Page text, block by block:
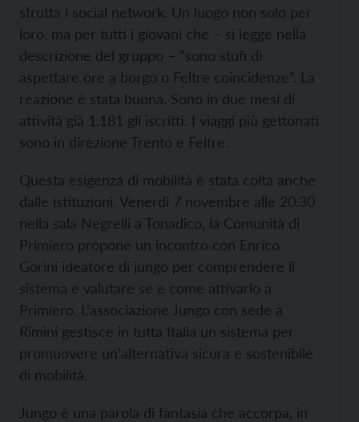
sfrutta i social network. Un luogo non solo per
loro, ma per tutti i giovani che – si legge nella
descrizione del gruppo – “sono stufi di
aspettare ore a borgo o Feltre coincidenze”. La
reazione è stata buona. Sono in due mesi di
attività già 1.181 gli iscritti. I viaggi più gettonati
sono in direzione Trento e Feltre.
Questa esigenza di mobilità è stata colta anche
dalle istituzioni. Venerdì 7 novembre alle 20.30
nella sala Negrelli a Tonadico, la Comunità di
Primiero propone un incontro con Enrico
Gorini ideatore di jungo per comprendere il
sistema e valutare se e come attivarlo a
Primiero. L’associazione Jungo con sede a
Rimini gestisce in tutta Italia un sistema per
promuovere un’alternativa sicura e sostenibile
di mobilità.
Jungo è una parola di fantasia che accorpa, in